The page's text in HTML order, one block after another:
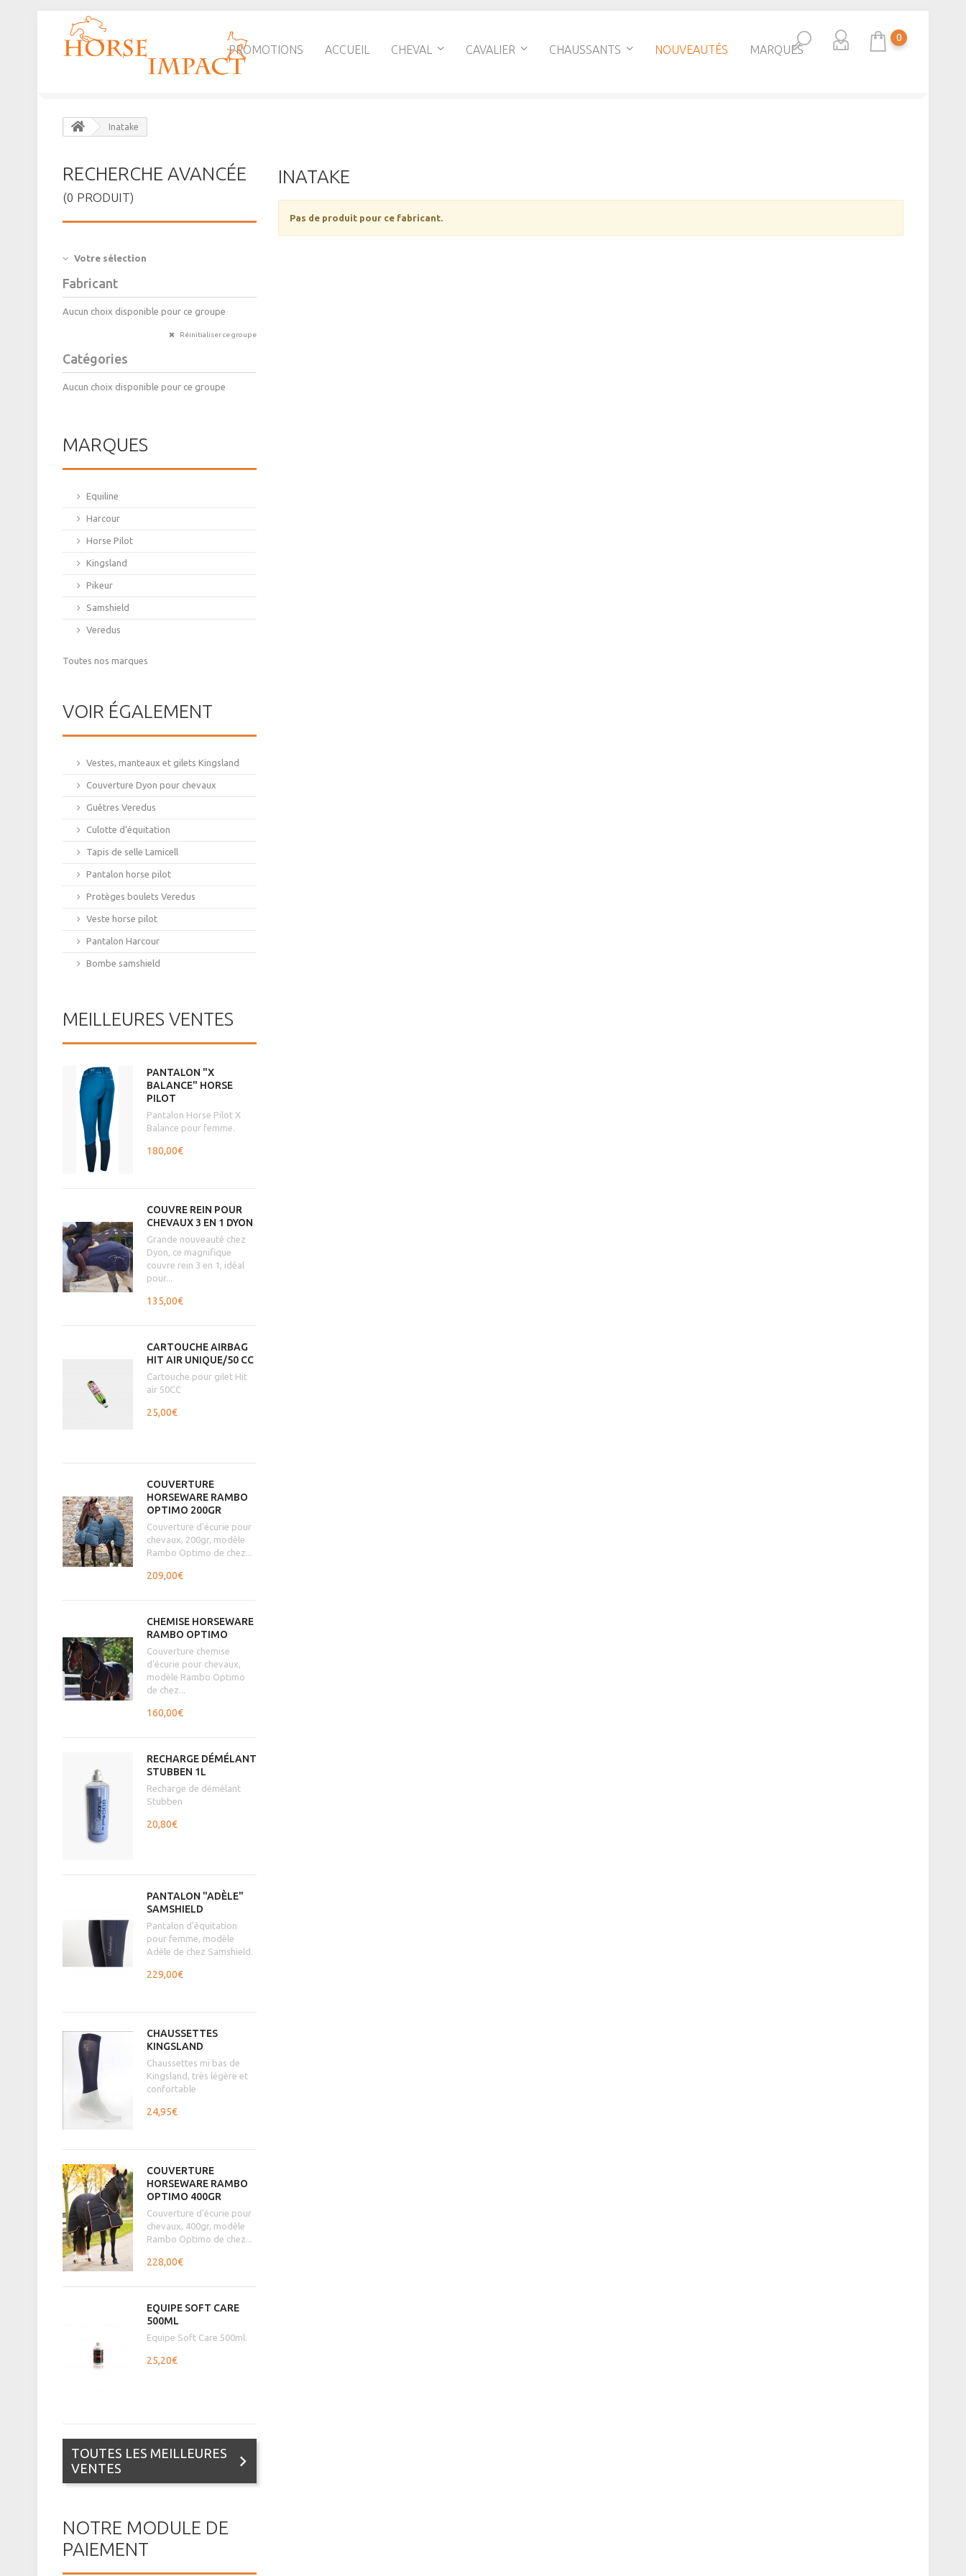
0
PROMOTIONS ACCUEIL CHEVAL CAVALIER CHAUSSANTS NOUVEAUTÉS MARQUES
Inatake
INATAKE
Pas de produit pour ce fabricant.
RECHERCHE AVANCÉE
(0 PRODUIT)
Votre sélection
Fabricant
Aucun choix disponible pour ce groupe
Réinitialiser ce groupe
Catégories
Aucun choix disponible pour ce groupe
MARQUES
Equiline
Harcour
Horse Pilot
Kingsland
Pikeur
Samshield
Veredus
Toutes nos marques
VOIR ÉGALEMENT
Vestes, manteaux et gilets Kingsland
Couverture Dyon pour chevaux
Guêtres Veredus
Culotte d’équitation
Tapis de selle Lamicell
Pantalon horse pilot
Protèges boulets Veredus
Veste horse pilot
Pantalon Harcour
Bombe samshield
MEILLEURES VENTES
PANTALON "X
BALANCE" HORSE
PILOT
Pantalon Horse Pilot X
Balance pour femme.
180,00€
COUVRE REIN POUR
CHEVAUX 3 EN 1 DYON
Grande nouveauté chez
Dyon, ce magnifique
couvre rein 3 en 1, idéal
pour...
135,00€
CARTOUCHE AIRBAG
HIT AIR UNIQUE/50 CC
Cartouche pour gilet Hit
air 50CC
25,00€
COUVERTURE
HORSEWARE RAMBO
OPTIMO 200GR
Couverture d'écurie pour
chevaux, 200gr, modèle
Rambo Optimo de chez...
209,00€
CHEMISE HORSEWARE
RAMBO OPTIMO
Couverture chemise
d'écurie pour chevaux,
modèle Rambo Optimo
de chez...
160,00€
RECHARGE DÉMÉLANT
STUBBEN 1L
Recharge de démélant
Stubben
20,80€
PANTALON "ADÈLE"
SAMSHIELD
Pantalon d'équitation
pour femme, modèle
Adèle de chez Samshield.
229,00€
CHAUSSETTES
KINGSLAND
Chaussettes mi bas de
Kingsland, très légère et
confortable
24,95€
COUVERTURE
HORSEWARE RAMBO
OPTIMO 400GR
Couverture d'écurie pour
chevaux, 400gr, modèle
Rambo Optimo de chez...
228,00€
EQUIPE SOFT CARE
500ML
Equipe Soft Care 500ml.
25,20€
TOUTES LES MEILLEURES
VENTES
NOTRE MODULE DE
PAIEMENT